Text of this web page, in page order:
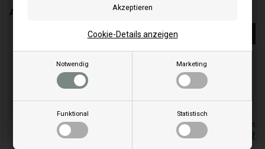
Notwendig Marketing
Funktional Statistisch
Cookie-Details anzeigen
Auspuff - 493584 - Briggs & Stratton
Bestellen Sie Ihre Artikel vor 15:00 Uhr
Schnelle Lieferung - Paketnummer an E-Mail
Alle Preise inkl. MwSt
71,00 EUR